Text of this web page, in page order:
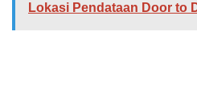
Lokasi Pendataan Door to